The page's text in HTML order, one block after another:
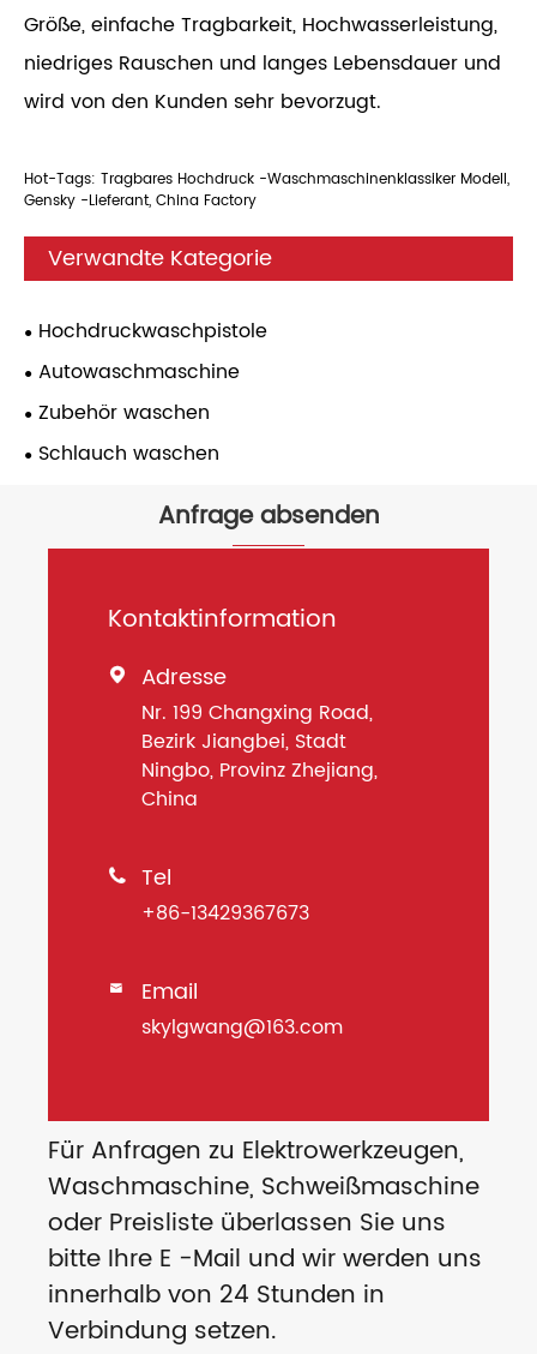
Größe, einfache Tragbarkeit, Hochwasserleistung,
niedriges Rauschen und langes Lebensdauer und
wird von den Kunden sehr bevorzugt.
Hot-Tags: Tragbares Hochdruck -Waschmaschinenklassiker Modell,
Gensky -Lieferant, China Factory
Verwandte Kategorie
Hochdruckwaschpistole
Autowaschmaschine
Zubehör waschen
Schlauch waschen
Anfrage absenden
Kontaktinformation
 Adresse
Nr. 199 Changxing Road,
Bezirk Jiangbei, Stadt
Ningbo, Provinz Zhejiang,
China
 Tel
+86-13429367673
 Email
skylgwang@163.com
Für Anfragen zu Elektrowerkzeugen,
Waschmaschine, Schweißmaschine
oder Preisliste überlassen Sie uns
bitte Ihre E -Mail und wir werden uns
innerhalb von 24 Stunden in
Verbindung setzen.